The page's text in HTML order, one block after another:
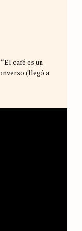
café es un
(llegó a